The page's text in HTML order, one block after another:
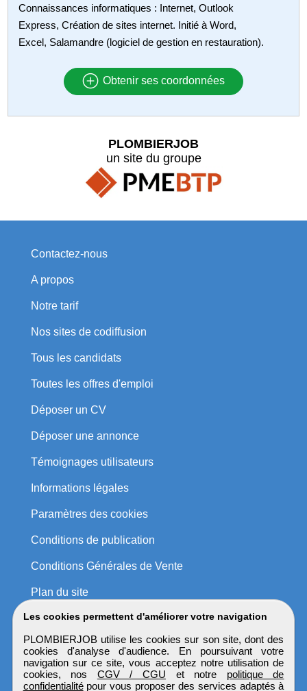
Connaissances informatiques : Internet, Outlook
Express, Création de sites internet. Initié à Word,
Excel, Salamandre (logiciel de gestion en restauration).
Obtenir ses coordonnées
Les cookies permettent d'améliorer votre navigation
PLOMBIERJOB utilise les cookies sur son site, dont des
cookies d'analyse d'audience. En poursuivant votre
navigation sur ce site, vous acceptez notre utilisation de
cookies, nos CGV / CGU et notre politique de
confidentialitépour vous proposer des services adaptés à
PLOMBIERJOB
un site du groupe
Contactez-nous
A propos
Notre tarif
Nos sites de codiffusion
Tous les candidats
Toutes les offres d'emploi
Déposer un CV
Déposer une annonce
Témoignages utilisateurs
Informations légales
Paramètres des cookies
Conditions de publication
Conditions Générales de Vente
Plan du site